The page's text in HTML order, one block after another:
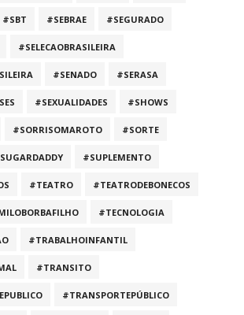
#SBT #SEBRAE #SEGURADO
#SELECAOBRASILEIRA
#SENADO #SERASA
#SEXUALIDADES #SHOWS
#SORRISOMAROTO #SORTE
#SUPLEMENTO
#TEATRO #TEATRODEBONECOS
#TECNOLOGIA
#TRABALHOINFANTIL
#TRANSITO
#TRANSPORTEPÚBLICO